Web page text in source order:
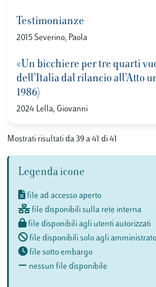
Testimonianze
2015 Severino, Paola
«Un bicchiere per tre quarti
dell’Italia dal rilancio all’Atto
1986)
2024 Lella, Giovanni
Mostrati risultati da 39 a 41 di 41
Legenda icone
file ad accesso aperto
file disponibili sulla rete interna
file disponibili agli utenti autorizzati
file disponibili solo agli
file sotto embargo
nessun file disponibile